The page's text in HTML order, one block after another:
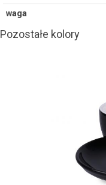
waga
Pozostałe kolory